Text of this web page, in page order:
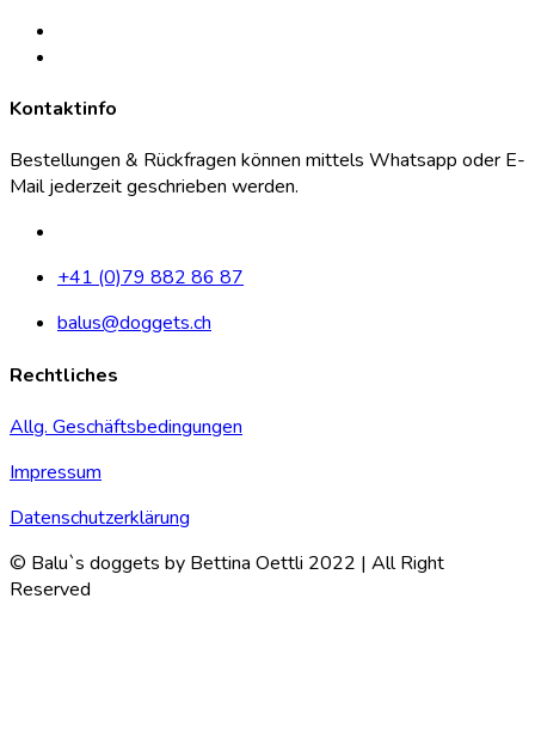
Kontaktinfo
Bestellungen & Rückfragen können mittels Whatsapp oder E-
Mail jederzeit geschrieben werden.
+41 (0)79 882 86 87
balus@doggets.ch
Rechtliches
Allg. Geschäftsbedingungen
Impressum
Datenschutzerklärung
© Balu`s doggets by Bettina Oettli 2022 | All Right
Reserved